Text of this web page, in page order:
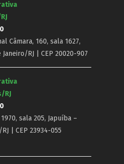
Câmara, 160, sala 1627,
RJ | CEP 20020-907
RJ
sala 205, Japuíba –
| CEP 23934-055